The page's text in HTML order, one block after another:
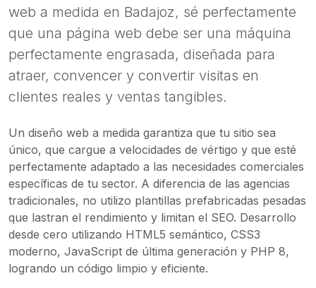
web a medida en Badajoz, sé perfectamente
que una página web debe ser una máquina
perfectamente engrasada, diseñada para
atraer, convencer y convertir visitas en
clientes reales y ventas tangibles.
Un diseño web a medida garantiza que tu sitio sea
único, que cargue a velocidades de vértigo y que esté
perfectamente adaptado a las necesidades comerciales
específicas de tu sector. A diferencia de las agencias
tradicionales, no utilizo plantillas prefabricadas pesadas
que lastran el rendimiento y limitan el SEO. Desarrollo
desde cero utilizando HTML5 semántico, CSS3
moderno, JavaScript de última generación y PHP 8,
logrando un código limpio y eficiente.